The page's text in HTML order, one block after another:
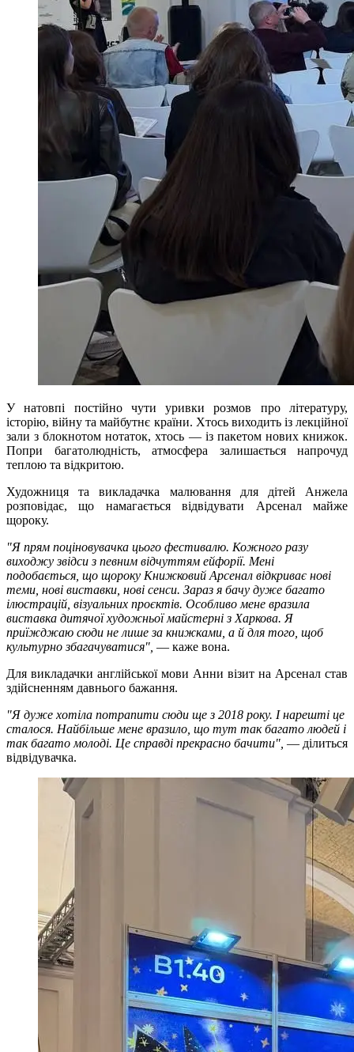
У натовпі постійно чути уривки розмов про літературу,
історію, війну та майбутнє країни. Хтось виходить із лекційної
зали з блокнотом нотаток, хтось — із пакетом нових книжок.
Попри багатолюдність, атмосфера залишається напрочуд
теплою та відкритою.
Художниця та викладачка малювання для дітей Анжела
розповідає, що намагається відвідувати Арсенал майже
щороку.
"Я прям поціновувачка цього фестивалю. Кожного разу
виходжу звідси з певним відчуттям ейфорії. Мені
подобається, що щороку Книжковий Арсенал відкриває нові
теми, нові виставки, нові сенси. Зараз я бачу дуже багато
ілюстрацій, візуальних проєктів. Особливо мене вразила
виставка дитячої художньої майстерні з Харкова. Я
приїжджаю сюди не лише за книжками, а й для того, щоб
культурно збагачуватися", — каже вона.
Для викладачки англійської мови Анни візит на Арсенал став
здійсненням давнього бажання.
"Я дуже хотіла потрапити сюди ще з 2018 року. І нарешті це
сталося. Найбільше мене вразило, що тут так багато людей і
так багато молоді. Це справді прекрасно бачити", — ділиться
відвідувачка.